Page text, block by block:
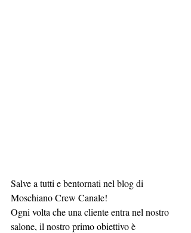
Salve a tutti e bentornati nel blog di
Moschiano Crew Canale!
Ogni volta che una cliente entra nel nostro
salone, il nostro primo obiettivo è